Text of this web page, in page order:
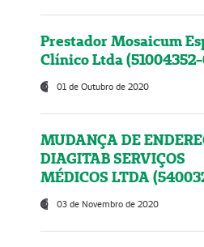
Prestador Mosaicum
Clínico Ltda
01 de Outubro de 2020
MUDANÇA DE
DIAGITAB SERVIÇOS
MÉDICOS LTDA
03 de Novembro de 2020